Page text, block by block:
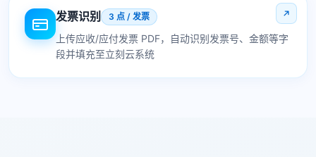
发票识别 3 点 / 发票
上传应收/应付发票 PDF，自动识别发票号、金额等字
段并填充至立刻云系统